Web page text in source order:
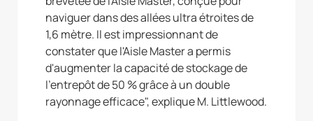
naviguer dans des allées ultra étroites de
1,6 mètre. Il est impressionnant de
constater que l'Aisle Master a permis
d'augmenter la capacité de stockage de
l'entrepôt de 50 % grâce à un double
rayonnage efficace", explique M. Littlewood.